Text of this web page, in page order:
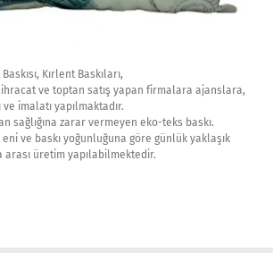
Kırlent Baskıları,
ihracat ve toptan satış yapan firmalara ajanslara,
ve imalatı yapılmaktadır.
sağlığına zarar vermeyen eko-teks baskı.
eni ve baskı yoğunluğuna göre günlük yaklaşık
arası üretim yapılabilmektedir.